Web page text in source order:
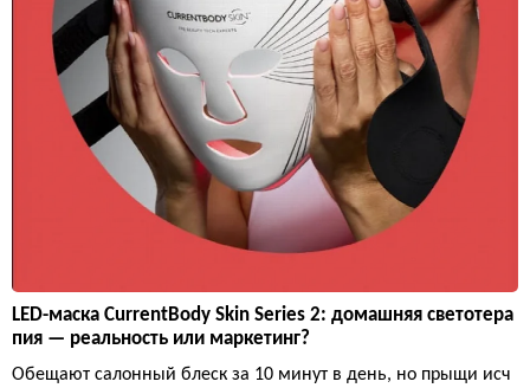
LED-маска CurrentBody Skin Series 2: домашняя светотера
пия — реальность или маркетинг?
Обещают салонный блеск за 10 минут в день, но прыщи исч